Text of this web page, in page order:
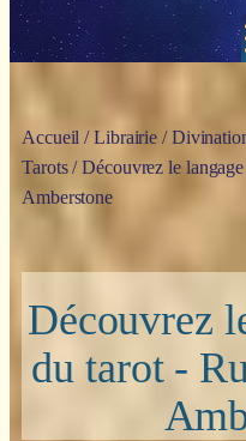
Accueil /Librairie /
Tarots/ Découvrez le
Amberstone
Découvrez
du tarot -